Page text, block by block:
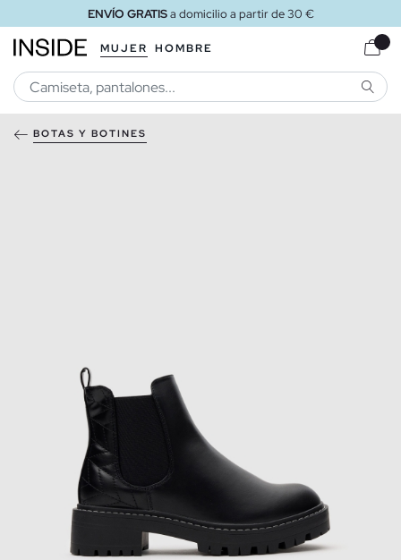
ENVÍO GRATISa domicilio a partir de 30 €
MUJER HOMBRE
BOTAS Y BOTINES